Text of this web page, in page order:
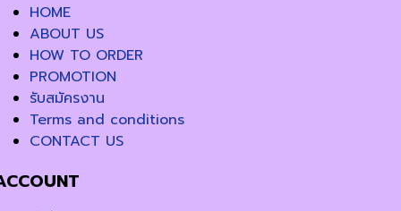
HOME
ABOUT US
HOW TO ORDER
PROMOTION
รับสมัครงาน
Terms and conditions
CONTACT US